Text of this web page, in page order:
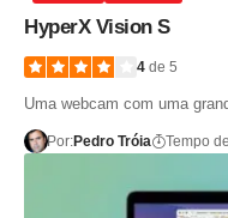
HyperX Vision S
4 de 5
Uma webcam com uma
Por:Pedro Tróia Tempo